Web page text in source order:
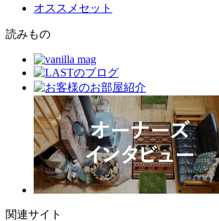
オススメセット
読みもの
関連サイト